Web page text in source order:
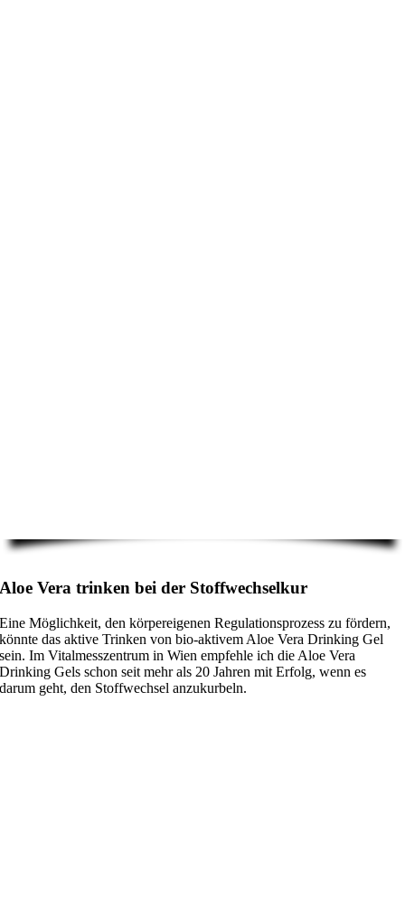
Aloe Vera trinken bei der Stoffwechselkur
Eine Möglichkeit, den körpereigenen Regulationsprozess zu fördern,
könnte das aktive Trinken von bio-aktivem Aloe Vera Drinking Gel
sein. Im Vitalmesszentrum in Wien empfehle ich die Aloe Vera
Drinking Gels schon seit mehr als 20 Jahren mit Erfolg, wenn es
darum geht, den Stoffwechsel anzukurbeln.